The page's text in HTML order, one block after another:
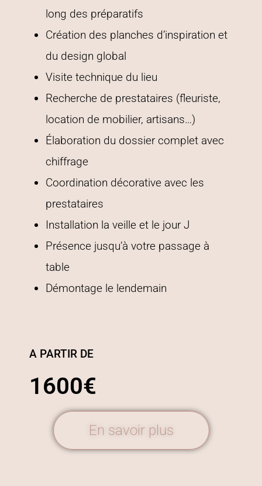
long des préparatifs
Création des planches d’inspiration et
du design global
Visite technique du lieu
Recherche de prestataires (fleuriste,
location de mobilier, artisans…)
Élaboration du dossier complet avec
chiffrage
Coordination décorative avec les
prestataires
Installation la veille et le jour J
Présence jusqu’à votre passage à
table
Démontage le lendemain
A PARTIR DE
1600€
En savoir plus